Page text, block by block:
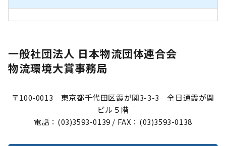
一般社団法人 日本物流団体連合会
物流環境大賞事務局
〒100-0013 東京都千代田区霞が関3-3-3 全日通霞が関
ビル５階
電話：(03)3593-0139 / FAX：(03)3593-0138